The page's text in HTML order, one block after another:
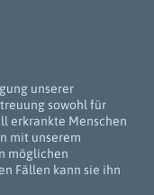
unserer
sowohl für
erkrankte Menschen
mit unserem
möglichen
Fällen kann sie ihn